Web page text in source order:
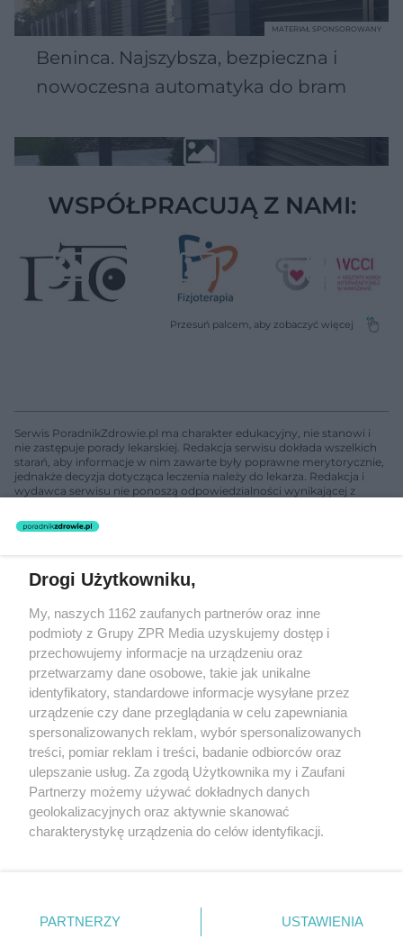
Beninca. Najszybsza, bezpieczna i
nowoczesna automatyka do bram
MATERIAŁ SPONSOROWANY
WSPÓŁPRACUJĄ Z NAMI:
Serwis PoradnikZdrowie.pl ma charakter edukacyjny, nie stanowi i
nie zastępuje porady lekarskiej. Redakcja serwisu dokłada wszelkich
starań, aby informacje w nim zawarte były poprawne merytorycznie,
jednakże decyzja dotycząca leczenia należy do lekarza. Redakcja i
wydawca serwisu nie ponoszą odpowiedzialności wynikającej z
nie prowadzi działalności leczniczej polegającej na udzielaniu
świadczeń zdrowotnych w rozumieniu art. 3 ust 1 ustawy o
Żaden utwór zamieszczony w serwisie nie może być powielany i
rozpowszechniany lub dalej rozpowszechniany w jakikolwiek sposób
(w tym także elektroniczny lub mechaniczny) na jakimkolwiek polu
eksploatacji w jakiejkolwiek formie, włącznie z umieszczaniem w
Internecie bez pisemnej zgody właściciela praw. Jakiekolwiek użycie
lub wykorzystanie utworów w całości lub w części z naruszeniem
prawa, tzn. bez właściwej zgody, jest zabronione pod groźbą kary i
może być ścigane prawnie.
O nas
Drogi Użytkowniku,
My, naszych 1162 zaufanych partnerów oraz inne
podmioty z Grupy ZPR Media uzyskujemy dostęp i
przechowujemy informacje na urządzeniu oraz
przetwarzamy dane osobowe, takie jak unikalne
identyfikatory, standardowe informacje wysyłane przez
urządzenie czy dane przeglądania w celu zapewniania
spersonalizowanych reklam, wybór spersonalizowanych
treści, pomiar reklam i treści, badanie odbiorców oraz
ulepszanie usług. Za zgodą Użytkownika my i Zaufani
Partnerzy możemy używać dokładnych danych
geolokalizacyjnych oraz aktywnie skanować
charakterystykę urządzenia do celów identyfikacji.
zmienić/wycofać klikając przycisk ustawień prywatności
znajdujący się w lewym dolnym rogu strony
PARTNERZY USTAWIENIA